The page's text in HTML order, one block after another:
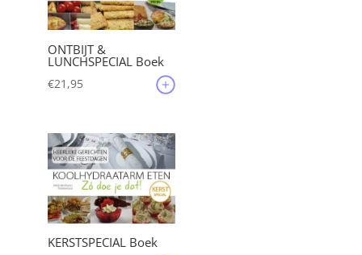
ONTBIJT &
LUNCHSPECIAL Boek
€21,95
KERSTSPECIAL Boek